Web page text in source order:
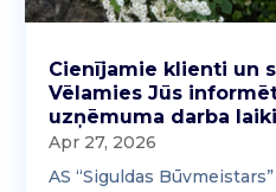
Cienījamie klienti un
Vēlamies Jūs
uzņēmuma darba
Apr 27, 2026
AS “Siguldas